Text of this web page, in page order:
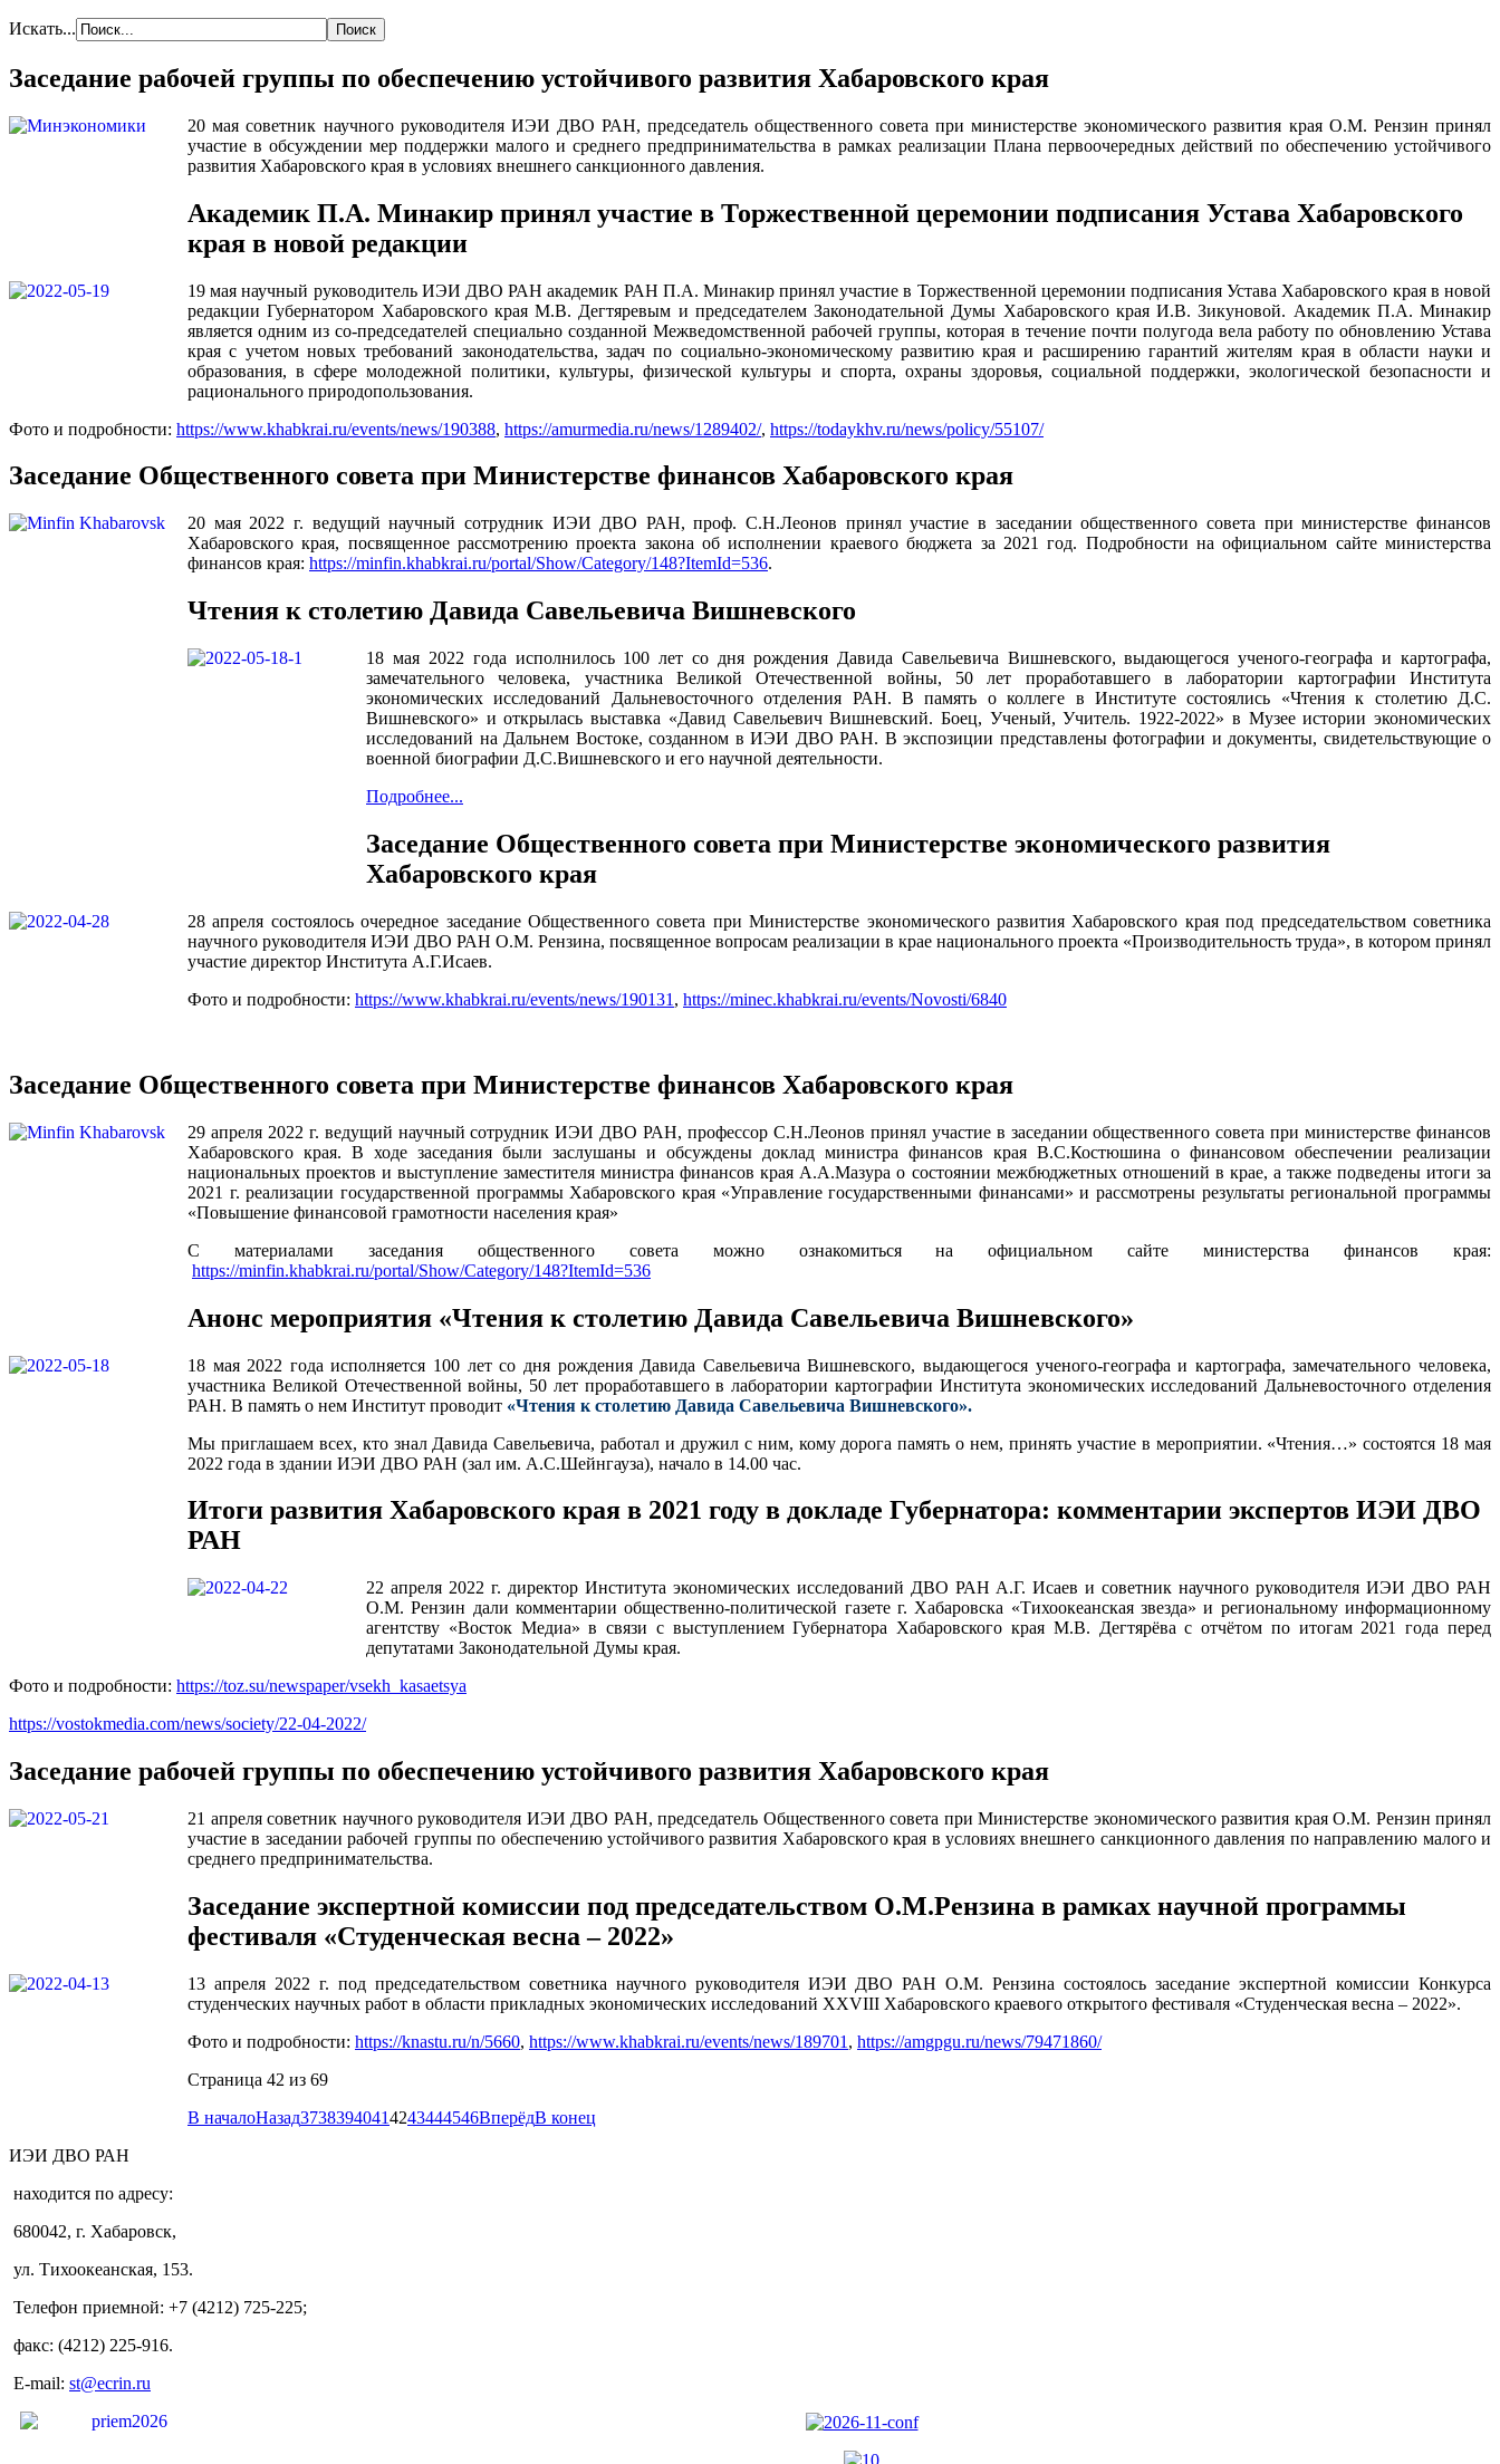
Искать...
Заседание рабочей группы по обеспечению устойчивого развития Хабаровского края
20 мая советник научного руководителя ИЭИ ДВО РАН, председатель общественного совета при министерстве экономического развития края О.М. Рензин принял
участие в обсуждении мер поддержки малого и среднего предпринимательства в рамках реализации Плана первоочередных действий по обеспечению устойчивого
развития Хабаровского края в условиях внешнего санкционного давления.
Академик П.А. Минакир принял участие в Торжественной церемонии подписания Устава Хабаровского
края в новой редакции
19 мая научный руководитель ИЭИ ДВО РАН академик РАН П.А. Минакир принял участие в Торжественной церемонии подписания Устава Хабаровского края в новой
редакции Губернатором Хабаровского края М.В. Дегтяревым и председателем Законодательной Думы Хабаровского края И.В. Зикуновой. Академик П.А. Минакир
является одним из со-председателей специально созданной Межведомственной рабочей группы, которая в течение почти полугода вела работу по обновлению Устава
края с учетом новых требований законодательства, задач по социально-экономическому развитию края и расширению гарантий жителям края в области науки и
образования, в сфере молодежной политики, культуры, физической культуры и спорта, охраны здоровья, социальной поддержки, экологической безопасности и
рационального природопользования.
Фото и подробности: https://www.khabkrai.ru/events/news/190388, https://amurmedia.ru/news/1289402/, https://todaykhv.ru/news/policy/55107/
Заседание Общественного совета при Министерстве финансов Хабаровского края
20 мая 2022 г. ведущий научный сотрудник ИЭИ ДВО РАН, проф. С.Н.Леонов принял участие в заседании общественного совета при министерстве финансов
Хабаровского края, посвященное рассмотрению проекта закона об исполнении краевого бюджета за 2021 год. Подробности на официальном сайте министерства
финансов края: https://minfin.khabkrai.ru/portal/Show/Category/148?ItemId=536.
Чтения к столетию Давида Савельевича Вишневского
18 мая 2022 года исполнилось 100 лет со дня рождения Давида Савельевича Вишневского, выдающегося ученого-географа и картографа,
замечательного человека, участника Великой Отечественной войны, 50 лет проработавшего в лаборатории картографии Института
экономических исследований Дальневосточного отделения РАН. В память о коллеге в Институте состоялись «Чтения к столетию Д.С.
Вишневского» и открылась выставка «Давид Савельевич Вишневский. Боец, Ученый, Учитель. 1922-2022» в Музее истории экономических
исследований на Дальнем Востоке, созданном в ИЭИ ДВО РАН. В экспозиции представлены фотографии и документы, свидетельствующие о
военной биографии Д.С.Вишневского и его научной деятельности.
Подробнее...
Заседание Общественного совета при Министерстве экономического развития
Хабаровского края
28 апреля состоялось очередное заседание Общественного совета при Министерстве экономического развития Хабаровского края под председательством советника
научного руководителя ИЭИ ДВО РАН О.М. Рензина, посвященное вопросам реализации в крае национального проекта «Производительность труда», в котором принял
участие директор Института А.Г.Исаев.
Фото и подробности: https://www.khabkrai.ru/events/news/190131 , https://minec.khabkrai.ru/events/Novosti/6840
Заседание Общественного совета при Министерстве финансов Хабаровского края
29 апреля 2022 г. ведущий научный сотрудник ИЭИ ДВО РАН, профессор С.Н.Леонов принял участие в заседании общественного совета при министерстве финансов
Хабаровского края. В ходе заседания были заслушаны и обсуждены доклад министра финансов края В.С.Костюшина о финансовом обеспечении реализации
национальных проектов и выступление заместителя министра финансов края А.А.Мазура о состоянии межбюджетных отношений в крае, а также подведены итоги за
2021 г. реализации государственной программы Хабаровского края «Управление государственными финансами» и рассмотрены результаты региональной программы
«Повышение финансовой грамотности населения края»
С материалами заседания общественного совета можно ознакомиться на официальном сайте министерства финансов края:
https://minfin.khabkrai.ru/portal/Show/Category/148?ItemId=536
Анонс мероприятия «Чтения к столетию Давида Савельевича Вишневского»
18 мая 2022 года исполняется 100 лет со дня рождения Давида Савельевича Вишневского, выдающегося ученого-географа и картографа, замечательного человека,
участника Великой Отечественной войны, 50 лет проработавшего в лаборатории картографии Института экономических исследований Дальневосточного отделения
РАН. В память о нем Институт проводит «Чтения к столетию Давида Савельевича Вишневского».
Мы приглашаем всех, кто знал Давида Савельевича, работал и дружил с ним, кому дорога память о нем, принять участие в мероприятии. «Чтения…» состоятся 18 мая
2022 года в здании ИЭИ ДВО РАН (зал им. А.С.Шейнгауза), начало в 14.00 час.
Итоги развития Хабаровского края в 2021 году в докладе Губернатора: комментарии экспертов ИЭИ ДВО
РАН
22 апреля 2022 г. директор Института экономических исследований ДВО РАН А.Г. Исаев и советник научного руководителя ИЭИ ДВО РАН
О.М. Рензин дали комментарии общественно-политической газете г. Хабаровска «Тихоокеанская звезда» и региональному информационному
агентству «Восток Медиа» в связи с выступлением Губернатора Хабаровского края М.В. Дегтярёва с отчётом по итогам 2021 года перед
депутатами Законодательной Думы края.
Фото и подробности: https://toz.su/newspaper/vsekh_kasaetsya
https://vostokmedia.com/news/society/22-04-2022/
Заседание рабочей группы по обеспечению устойчивого развития Хабаровского края
21 апреля советник научного руководителя ИЭИ ДВО РАН, председатель Общественного совета при Министерстве экономического развития края О.М. Рензин принял
участие в заседании рабочей группы по обеспечению устойчивого развития Хабаровского края в условиях внешнего санкционного давления по направлению малого и
среднего предпринимательства.
Заседание экспертной комиссии под председательством О.М.Рензина в рамках научной программы
фестиваля «Студенческая весна – 2022»
13 апреля 2022 г. под председательством советника научного руководителя ИЭИ ДВО РАН О.М. Рензина состоялось заседание экспертной комиссии Конкурса
студенческих научных работ в области прикладных экономических исследований XXVIII Хабаровского краевого открытого фестиваля «Студенческая весна – 2022».
Фото и подробности: https://knastu.ru/n/5660, https://www.khabkrai.ru/events/news/189701 , https://amgpgu.ru/news/79471860/
Страница 42 из 69
В началоНазад37383940414243444546ВперёдВ конец
ИЭИ ДВО РАН
находится по адресу:
680042, г. Хабаровск,
ул. Тихоокеанская, 153.
Телефон приемной: +7 (4212) 725-225;
факс: (4212) 225-916.
E-mail: st@ecrin.ru